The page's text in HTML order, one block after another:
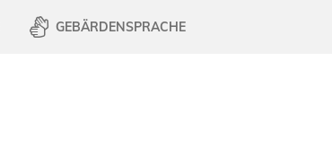
GEBÄRDENSPRACHE